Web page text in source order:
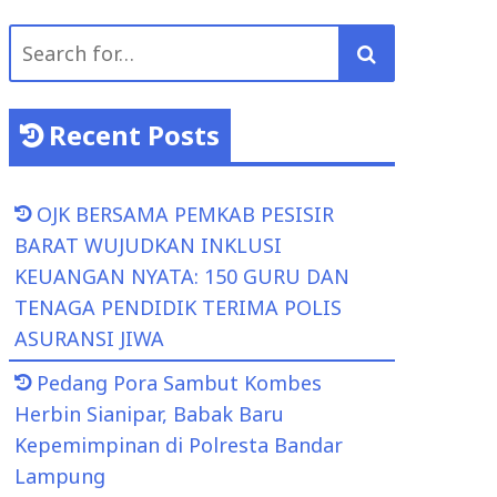
Search
Recent Posts
OJK BERSAMA PEMKAB PESISIR
BARAT WUJUDKAN INKLUSI
KEUANGAN NYATA: 150 GURU DAN
TENAGA PENDIDIK TERIMA POLIS
ASURANSI JIWA
Pedang Pora Sambut Kombes
Herbin Sianipar, Babak Baru
Kepemimpinan di Polresta Bandar
Lampung